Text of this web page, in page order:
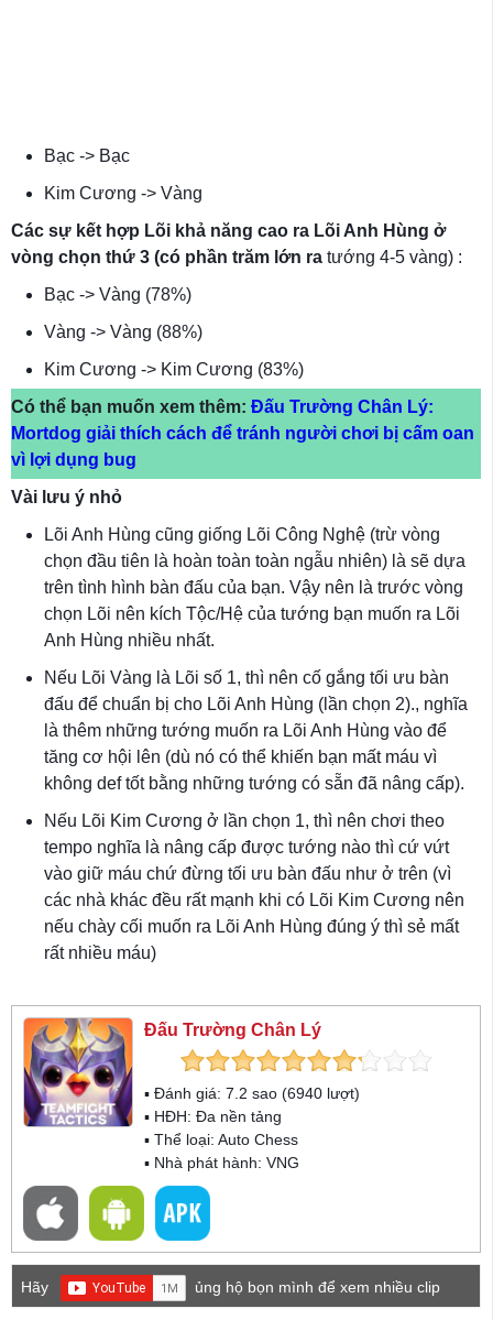
Bạc -> Bạc
Kim Cương -> Vàng
Các sự kết hợp Lõi khả năng cao ra Lõi Anh Hùng ở
vòng chọn thứ 3 (có phần trăm lớn ra tướng 4-5 vàng) :
Bạc -> Vàng (78%)
Vàng -> Vàng (88%)
Kim Cương -> Kim Cương (83%)
Có thể bạn muốn xem thêm: Đấu Trường Chân Lý:
Mortdog giải thích cách để tránh người chơi bị cấm oan
vì lợi dụng bug
Vài lưu ý nhỏ
Lõi Anh Hùng cũng giống Lõi Công Nghệ (trừ vòng
chọn đầu tiên là hoàn toàn toàn ngẫu nhiên) là sẽ dựa
trên tình hình bàn đấu của bạn. Vậy nên là trước vòng
chọn Lõi nên kích Tộc/Hệ của tướng bạn muốn ra Lõi
Anh Hùng nhiều nhất.
Nếu Lõi Vàng là Lõi số 1, thì nên cố gắng tối ưu bàn
đấu để chuẩn bị cho Lõi Anh Hùng (lần chọn 2)., nghĩa
là thêm những tướng muốn ra Lõi Anh Hùng vào để
tăng cơ hội lên (dù nó có thể khiến bạn mất máu vì
không def tốt bằng những tướng có sẵn đã nâng cấp).
Nếu Lõi Kim Cương ở lần chọn 1, thì nên chơi theo
tempo nghĩa là nâng cấp được tướng nào thì cứ vứt
vào giữ máu chứ đừng tối ưu bàn đấu như ở trên (vì
các nhà khác đều rất mạnh khi có Lõi Kim Cương nên
nếu chày cối muốn ra Lõi Anh Hùng đúng ý thì sẻ mất
rất nhiều máu)
Đấu Trường Chân Lý
▪ Đánh giá: 7.2 sao (6940 lượt)
▪ HĐH: Đa nền tảng
▪ Thể loại: Auto Chess
▪ Nhà phát hành: VNG
Hãy
ủng hộ bọn mình để xem nhiều clip